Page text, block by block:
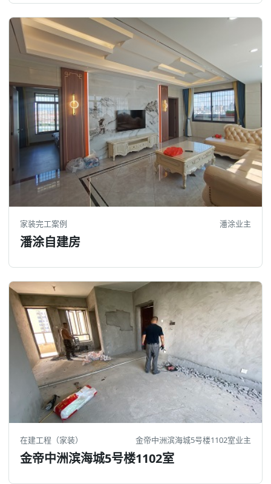
家装完工案例 潘涂业主
潘涂自建房
在建工程（家装） 金帝中洲滨海城5号楼1102室业主
金帝中洲滨海城5号楼1102室